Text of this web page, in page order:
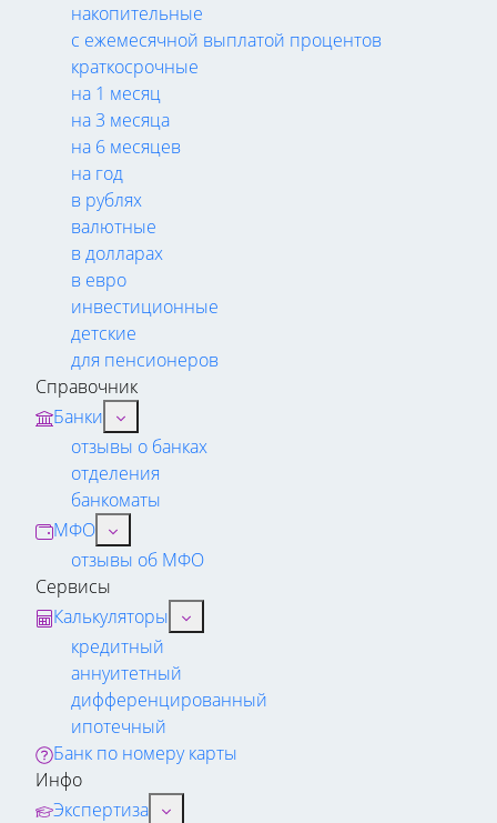
накопительные
с ежемесячной выплатой процентов
краткосрочные
на 1 месяц
на 3 месяца
на 6 месяцев
на год
в рублях
валютные
в долларах
в евро
инвестиционные
детские
для пенсионеров
Справочник
Банки
отзывы о банках
отделения
банкоматы
МФО
отзывы об МФО
Сервисы
Калькуляторы
кредитный
аннуитетный
дифференцированный
ипотечный
Банк по номеру карты
Инфо
Экспертиза